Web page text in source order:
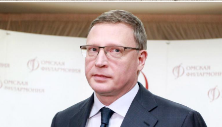
Сайт кандидата в губернаторы
Буркова Александра Леонидовича
Смотреть проект